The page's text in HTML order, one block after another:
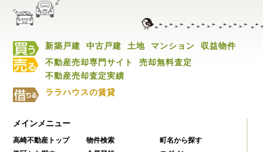
新築戸建 中古戸建 土地 マンション
収益物件
不動産売却専門サイト
売却無料査定
不動産売却査定実績
ララハウスの賃貸
メインメニュー
高崎不動産トップ 物件検索
町名から探す